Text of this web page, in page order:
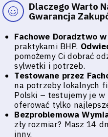
Dlaczego Warto
Gwarancja
Fachowe Doradztwo
praktykami BHP.
pomożemy Ci dobrać
sylwetki i potrzeb.
Testowane przez
na potrzeby lokalnych
Polski – testujemy je w
oferować tylko
Bezproblemowa
zły rozmiar? Masz 14
inny.